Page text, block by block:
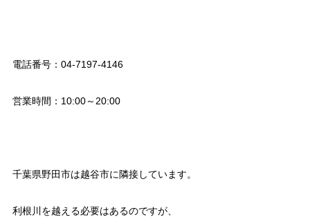
電話番号：04-7197-4146
営業時間：10:00～20:00
千葉県野田市は越谷市に隣接しています。
利根川を越える必要はあるのですが、